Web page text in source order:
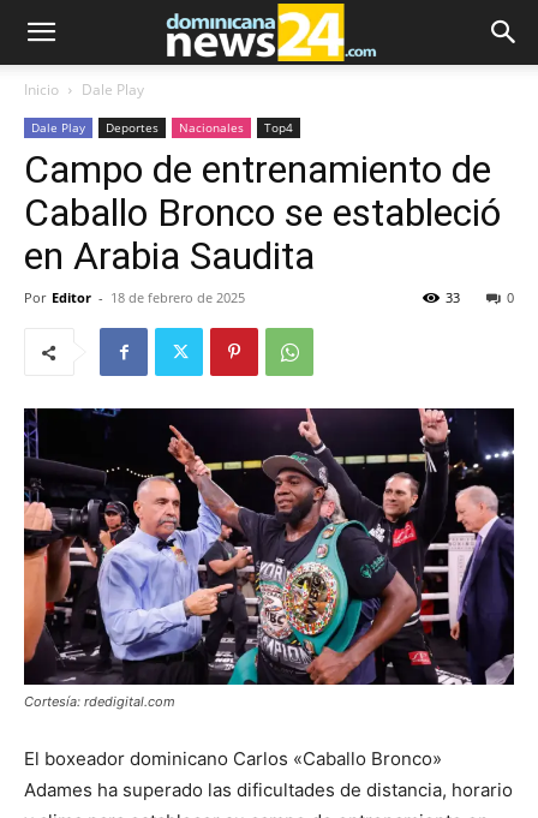
Inicio Dale Play
Dale Play Deportes Nacionales Top4
Campo de entrenamiento de
Caballo Bronco se estableció
en Arabia Saudita
Por Editor - 18 de febrero de 2025 0
33
Cortesía: rdedigital.com
El boxeador dominicano Carlos «Caballo Bronco»
Adames ha superado las dificultades de distancia, horario